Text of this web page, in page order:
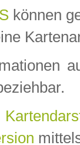
können